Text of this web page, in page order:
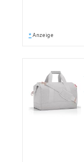
* Anzeige